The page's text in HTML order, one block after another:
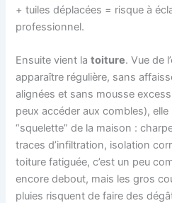
+ tuiles déplacées = risque à
professionnel.
Ensuite vient latoiture. Vue de
apparaître régulière, sans
alignées et sans mousse
peux accéder aux combles), elle
“squelette” de la maison :
traces d’infiltration, isolation
toiture fatiguée, c’est un peu
encore debout, mais les gros
pluies risquent de faire des